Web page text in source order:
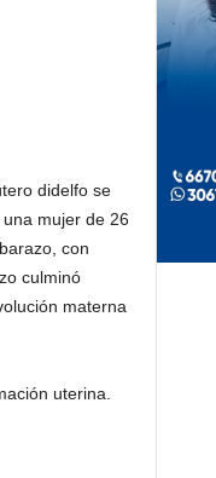
didelfo se
mujer de 26
con
culminó
materna
uterina.